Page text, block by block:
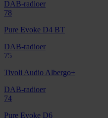
DAB-radioer
78
Pure Evoke D4 BT
DAB-radioer
75
Tivoli Audio Albergo+
DAB-radioer
74
Pure Evoke D6